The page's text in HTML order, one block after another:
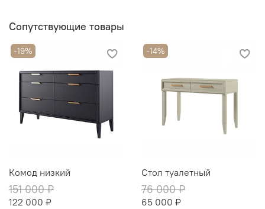
Сопутствующие товары
-19%
Комод низкий
151 000 ₽
122 000 ₽
-14%
Стол туалетный
76 000 ₽
65 000 ₽